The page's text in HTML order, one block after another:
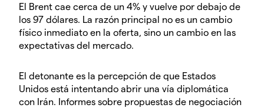
El Brent cae cerca de un 4% y vuelve por debajo de
los 97 dólares. La razón principal no es un cambio
físico inmediato en la oferta, sino un cambio en las
expectativas del mercado.
El detonante es la percepción de que Estados
Unidos está intentando abrir una vía diplomática
con Irán. Informes sobre propuestas de negociación